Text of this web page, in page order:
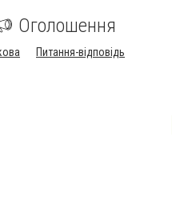
Оголошення
Питання-відповідь